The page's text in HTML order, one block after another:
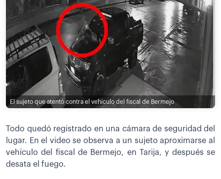
El sujeto que atentó contra el vehículo del fiscal de Bermejo
Todo quedó registrado en una cámara de seguridad del
lugar. En el video se observa a un sujeto aproximarse al
vehículo del fiscal de Bermejo, en Tarija, y después se
desata el fuego.